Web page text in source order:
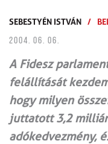
SEBESTYÉN ISTVÁN /
2004. 06. 06.
A Fidesz
felállítását
hogy milyen
juttatott 3,2
adókedvezmény,